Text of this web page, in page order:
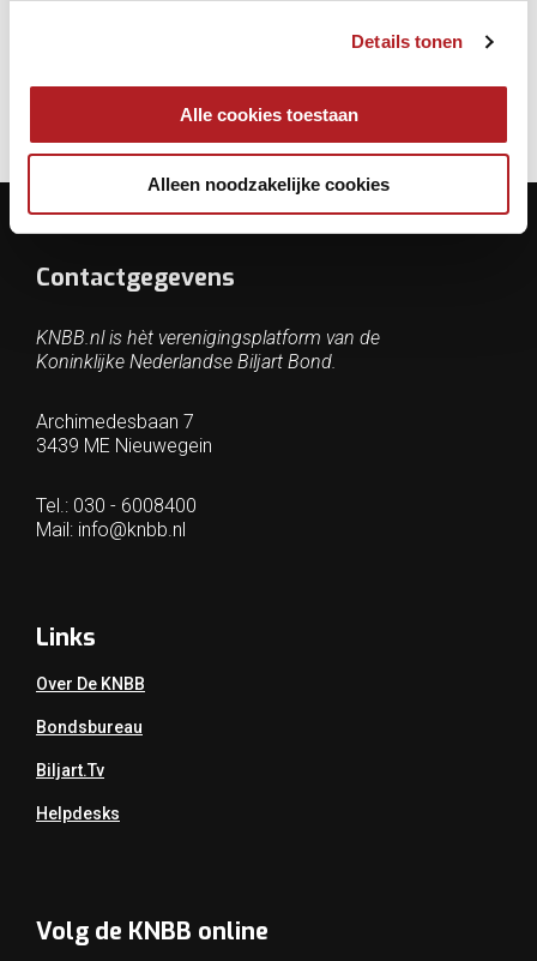
Details tonen
Alle cookies toestaan
Alleen noodzakelijke cookies
Contactgegevens
KNBB.nl is hèt verenigingsplatform van de
Koninklijke Nederlandse Biljart Bond.
Archimedesbaan 7
3439 ME Nieuwegein
Tel.: 030 - 6008400
Mail: info@knbb.nl
Links
Over De KNBB
Bondsbureau
Biljart.tv
Helpdesks
Volg de KNBB online